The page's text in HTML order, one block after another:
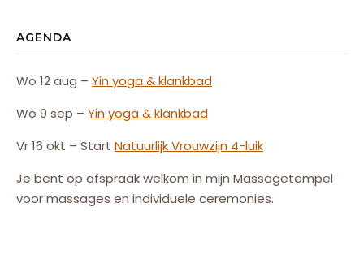
AGENDA
Wo 12 aug – Yin yoga & klankbad
Wo 9 sep – Yin yoga & klankbad
Vr 16 okt – Start NatuurlijkVrouwzijn 4-luik
Je bent op afspraak welkom in mijn Massagetempel
voor massages en individuele ceremonies.